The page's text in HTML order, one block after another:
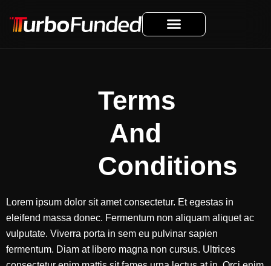
Terms
And
Conditions
Lorem ipsum dolor sit amet consectetur. Et egestas in
eleifend massa donec. Fermentum non aliquam aliquet ac
vulputate. Viverra porta in sem eu pulvinar sapien
fermentum. Diam at libero magna non cursus. Ultrices